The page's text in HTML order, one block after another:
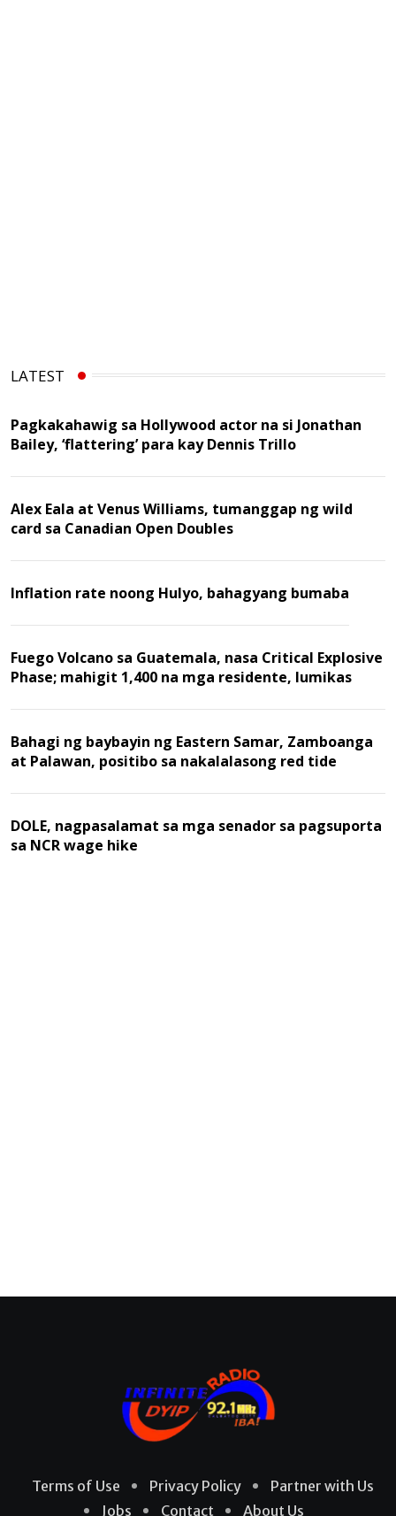
LATEST
Pagkakahawig sa Hollywood actor na si Jonathan
Bailey, ‘flattering’ para kay Dennis Trillo
Alex Eala at Venus Williams, tumanggap ng wild
card sa Canadian Open Doubles
Inflation rate noong Hulyo, bahagyang bumaba
Fuego Volcano sa Guatemala, nasa Critical Explosive
Phase; mahigit 1,400 na mga residente, lumikas
Bahagi ng baybayin ng Eastern Samar, Zamboanga
at Palawan, positibo sa nakalalasong red tide
DOLE, nagpasalamat sa mga senador sa pagsuporta
sa NCR wage hike
Terms of Use Privacy Policy
Partner with Us
Jobs
Contact About Us